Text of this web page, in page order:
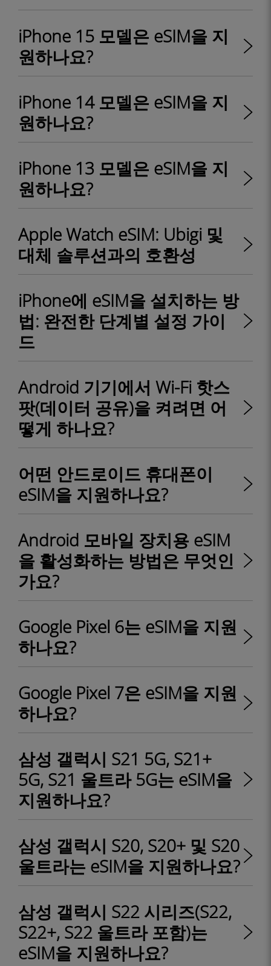
iPhone 15 모델은 eSIM을 지
원하나요?
iPhone 14 모델은 eSIM을 지
원하나요?
iPhone 13 모델은 eSIM을 지
원하나요?
Apple Watch eSIM: Ubigi 및
대체 솔루션과의 호환성
iPhone에 eSIM을 설치하는 방
법: 완전한 단계별 설정 가이
드
Android 기기에서 Wi-Fi 핫스
팟(데이터 공유)을 켜려면 어
떻게 하나요?
어떤 안드로이드 휴대폰이
eSIM을 지원하나요?
Android 모바일 장치용 eSIM
을 활성화하는 방법은 무엇인
가요?
Google Pixel 6는 eSIM을 지원
하나요?
Google Pixel 7은 eSIM을 지원
하나요?
삼성 갤럭시 S21 5G, S21+
5G, S21 울트라 5G는 eSIM을
지원하나요?
삼성 갤럭시 S20, S20+ 및 S20
울트라는 eSIM을 지원하나요?
삼성 갤럭시 S22 시리즈(S22,
S22+, S22 울트라 포함)는
eSIM을 지원하나요?